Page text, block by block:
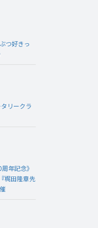
つ好きっ
リークラ
年記念》
梶田隆章先